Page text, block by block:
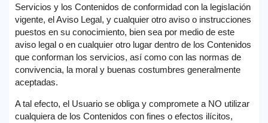
Servicios y los Contenidos de conformidad con la legislación
vigente, el Aviso Legal, y cualquier otro aviso o instrucciones
puestos en su conocimiento, bien sea por medio de este
aviso legal o en cualquier otro lugar dentro de los Contenidos
que conforman los servicios, así como con las normas de
convivencia, la moral y buenas costumbres generalmente
aceptadas.
A tal efecto, el Usuario se obliga y compromete a NO utilizar
cualquiera de los Contenidos con fines o efectos ilícitos,